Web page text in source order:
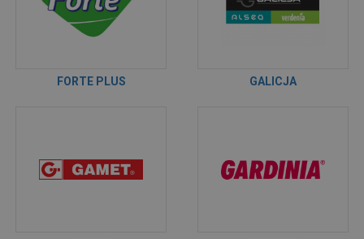
FORTE PLUS GALICJA